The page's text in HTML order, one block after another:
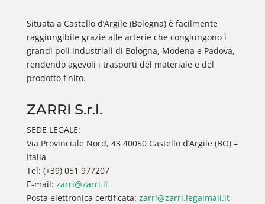
Situata a Castello d’Argile (Bologna) è facilmente
raggiungibile grazie alle arterie che congiungono i
grandi poli industriali di Bologna, Modena e Padova,
rendendo agevoli i trasporti del materiale e del
prodotto finito.
ZARRI S.r.l.
SEDE LEGALE:
Via Provinciale Nord, 43 40050 Castello d’Argile (BO) –
Italia
Tel: (+39) 051 977207
E-mail: zarri@zarri.it
Posta elettronica certificata: zarri@zarri.legalmail.it